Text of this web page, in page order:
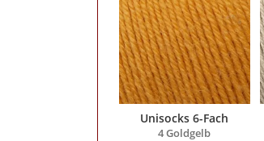
Unisocks 6-Fach
4 Goldgelb​